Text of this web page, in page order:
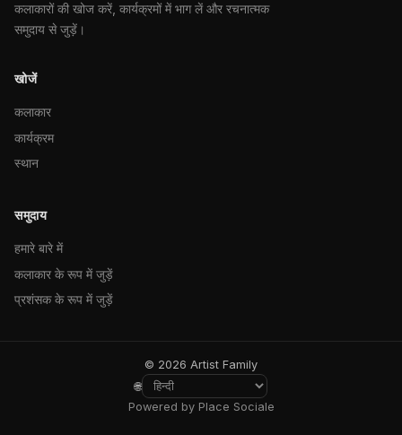
कलाकारों की खोज करें, कार्यक्रमों में भाग लें और रचनात्मक
समुदाय से जुड़ें।
खोजें
कलाकार
कार्यक्रम
स्थान
समुदाय
हमारे बारे में
कलाकार के रूप में जुड़ें
प्रशंसक के रूप में जुड़ें
© 2026 Artist Family
🌐
Powered by Place Sociale